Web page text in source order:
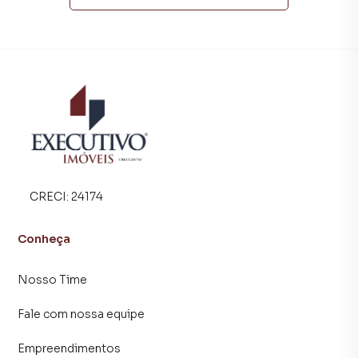
segurança e tranquilidade. Na Executivo Imóveis você
smartphone. Nós criamos soluções inovadoras para
simplificar a relação de proprietários, inquilinos e
compradores com o mercado imobiliário.
Anuncie seu imóvel! É fácil, rápido e gratuito! A Executivo
cidades do Brasil, incluindo Arroio do Meio.
Na Executivo Imóveis você consegue vender ou alugar seu
imóvel muito mais rápido do que em imobiliárias
Arroio do Meio, especialmente em Dona Rita. Isso porque
campanhas específicas para Arroio do Meio, o que
aumenta muito o número de contatos interessados e
CRECI: 24174
Conheça
Nosso Time
Fale com nossa equipe
Empreendimentos